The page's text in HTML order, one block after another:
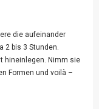
die aufeinander
2 bis 3 Stunden.
hineinlegen. Nimm sie
Formen und voilà –